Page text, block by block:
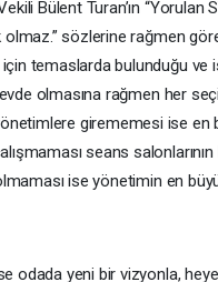
Bülent Turan’ın “Yorulan
sözlerine rağmen
temaslarda bulunduğu ve
olmasına rağmen her
girememesi ise en
seans
ise yönetimin en
odada yeni bir vizyonla,